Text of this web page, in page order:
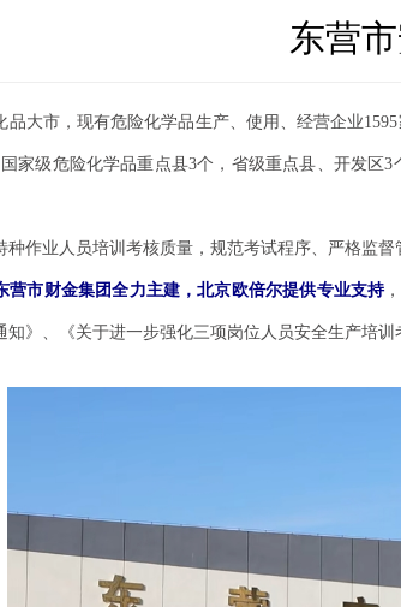
东营
品大市，现有危险化学品生产、使用、经营企业
家级危险化学品重点县3个，省级重点县、开发区
种作业人员培训考核质量，规范考试程序、严格监
营市财金集团全力主建，北京欧倍尔提供专业支持
知》、《关于进一步强化三项岗位人员安全生产培